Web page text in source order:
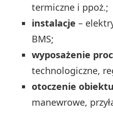
termiczne i ppoż.;
instalacje –
BMS;
wyposażenie
technologiczne,
otoczenie obiektu
manewrowe,